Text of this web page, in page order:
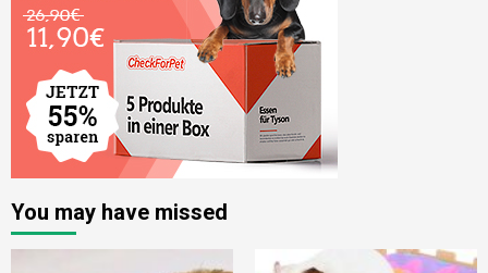
You may have missed